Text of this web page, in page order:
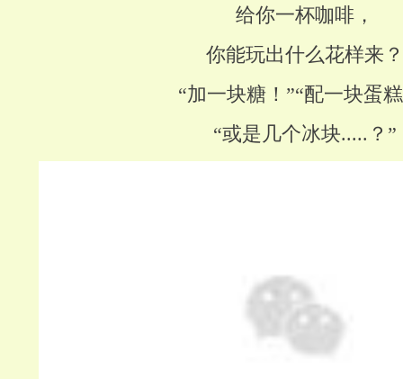
给你一杯咖啡，
你能玩出什么花样来？
“加一块糖！”“配一块蛋
“或是几个冰块.....？”